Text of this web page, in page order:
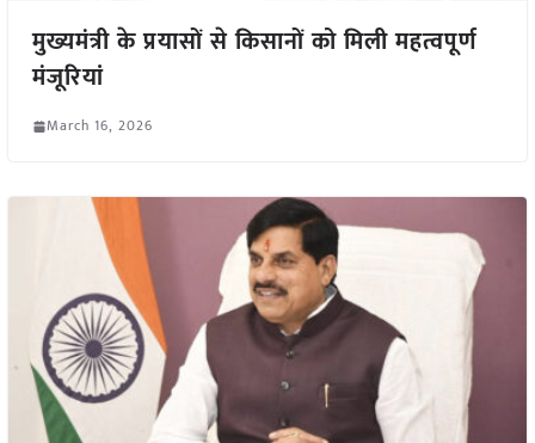
मुख्यमंत्री के प्रयासों से किसानों को मिली महत्वपूर्ण
मंजूरियां
March 16, 2026